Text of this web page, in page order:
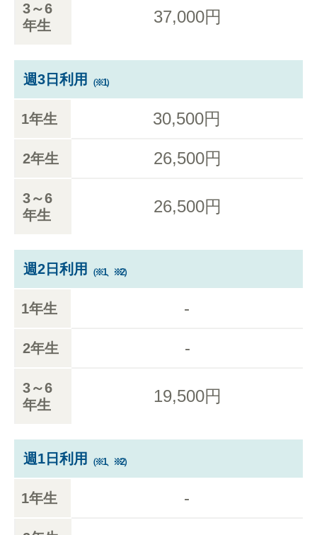
3～6
年生
37,000円
週3日利用 （※1）
1年生 30,500円
2年生 26,500円
3～6
年生
26,500円
週2日利用 （※1、※2）
1年生 -
2年生 -
3～6
年生
19,500円
週1日利用 （※1、※2）
1年生 -